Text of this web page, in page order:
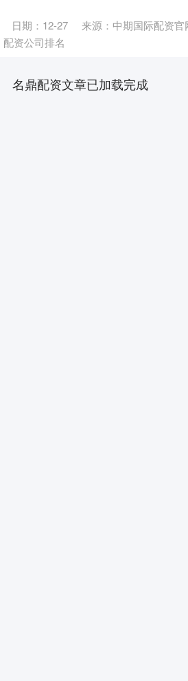
日期：12-27
来源：中期国际配资官
配资公司排名
名鼎配资文章已加载完成